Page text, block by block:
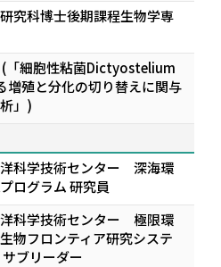
究科博士後期課程生物学専
(「細胞性粘菌Dictyostelium
殖と分化の切り替えに関与
」)
科学技術センター 深海環
ログラム 研究員
科学技術センター 極限環
物フロンティア研究システ
サブリーダー